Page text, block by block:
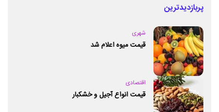
پربازدیدترین
شهری
قیمت میوه اعلام شد
اقتصادی
قیمت انواع آجیل و خشکبار